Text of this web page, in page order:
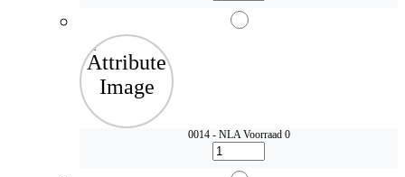
0014 - NLAVoorraad 0